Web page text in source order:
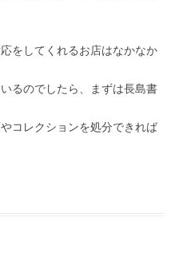
をしてくれるお店はなかなか
るのでしたら、まずは長島書
コレクションを処分できれば